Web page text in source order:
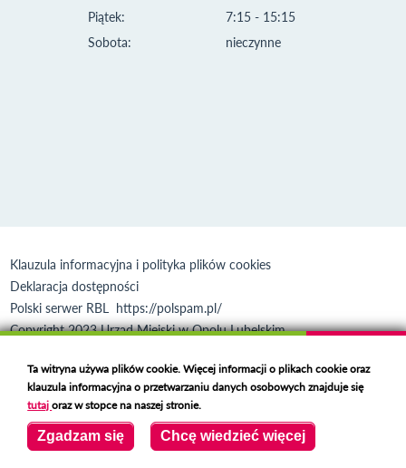
Piątek:
Sobota:
7:15 - 15:15
nieczynne
Klauzula informacyjna i polityka plików cookies
Deklaracja dostępności
Polski serwer RBL https://polspam.pl/
Copyright 2023 Urząd Miejski w Opolu Lubelskim
Ta witryna używa plików cookie. Więcej informacji o plikach cookie oraz
klauzula informacyjna o przetwarzaniu danych osobowych znajduje się
tutajoraz w stopce na naszej stronie.
Zgadzam się Chcę wiedzieć więcej